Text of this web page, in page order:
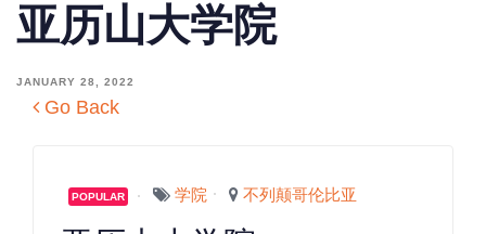
亚历山大学院
JANUARY 28, 2022
Go Back
POPULAR 学院 不列颠哥伦比亚